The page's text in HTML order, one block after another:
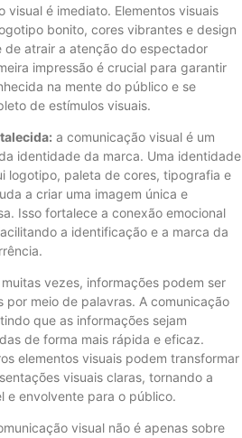
visual é imediato. Elementos visuais
bonito, cores vibrantes e design
atrair a atenção do espectador
impressão é crucial para garantir
na mente do público e se
de estímulos visuais.
a comunicação visual é um
identidade da marca. Uma identidade
logotipo, paleta de cores, tipografia e
a criar uma imagem única e
Isso fortalece a conexão emocional
a identificação e a marca da
muitas vezes, informações podem ser
meio de palavras. A comunicação
que as informações sejam
de forma mais rápida e eficaz.
elementos visuais podem transformar
visuais claras, tornando a
e envolvente para o público.
visual não é apenas sobre